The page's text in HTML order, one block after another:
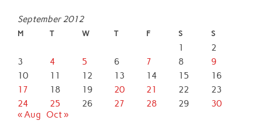
September 2012
M T W T F S S
1
2
3
4 5 6 7 8
9
10
11 12 13 14 15
16
17
18 19 20 21 22
23
24
25 26 27 28 29
30
« Aug
Oct »